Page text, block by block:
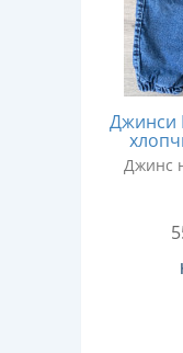
Джинси
Джинс